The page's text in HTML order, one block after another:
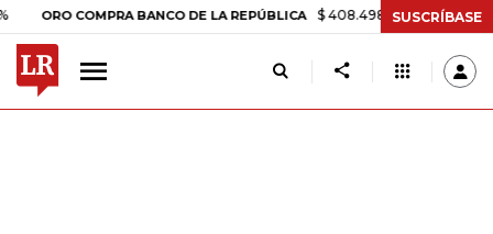
COMPRA BANCO DE LA REPÚBLICA $ 408.498,97 +$ 8.753,81 +2,19%
SUSCRÍBASE